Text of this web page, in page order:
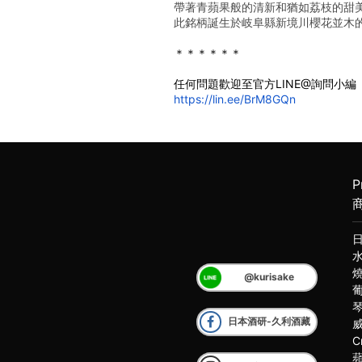
帶著青蘋果般的清新和猶如荔枝的甜
此銘柄誕生於岐阜縣新境川櫻花並木
﻿＊＊＊＊＊＊
任何問題歡迎至官方LINE@詢問小編
https://lin.ee/BrM8GQn
@kurisake
日本酒研-久利酒藏